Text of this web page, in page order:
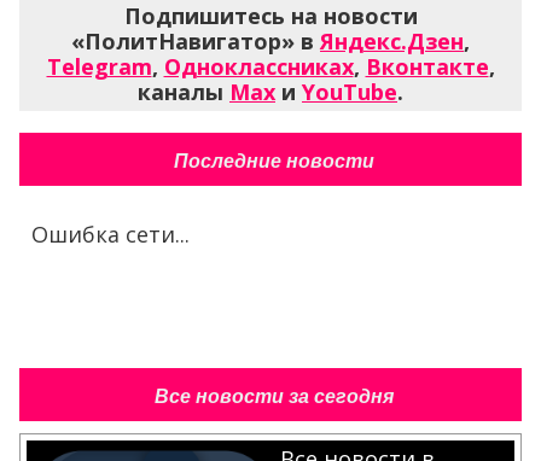
Подпишитесь на новости
«ПолитНавигатор» вЯндекс.Дзен,
Telegram, Одноклассниках, Вконтакте,
каналы Max и YouTube.
Последние новости
Ошибка сети...
Все новости за сегодня